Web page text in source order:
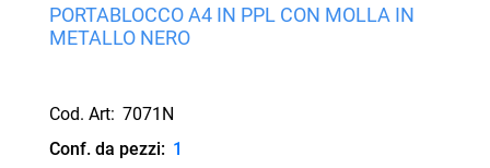
PORTABLOCCO A4 IN PPL CON MOLLA IN
METALLO NERO
Cod. Art: 7071N
Conf. da pezzi: 1